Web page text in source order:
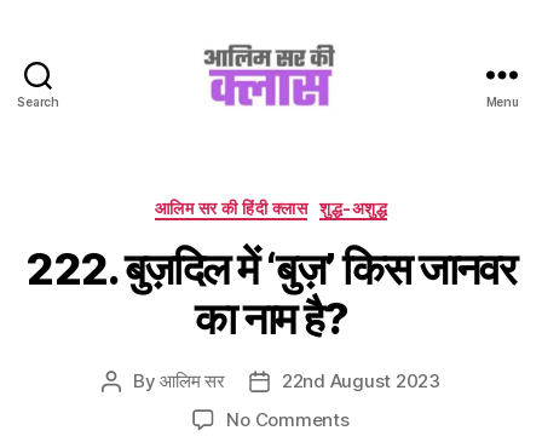
Search
Class
Menu
Categories
आलिम सर की हिंदी क्लास शुद्ध-अशुद्ध
222. बुज़दिल में ‘बुज़’ किस जानवर
का नाम है?
PostByआलिम सर
Post
date
22nd August 2023
No Commentson